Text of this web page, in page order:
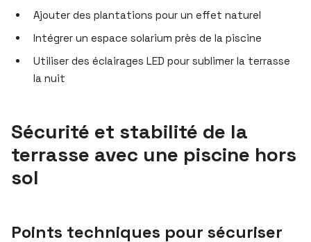
Ajouter des plantations pour un effet naturel
Intégrer un espace solarium près de la piscine
Utiliser des éclairages LED pour sublimer la terrasse
la nuit
Sécurité et stabilité de la
terrasse avec une piscine hors
sol
Points techniques pour sécuriser